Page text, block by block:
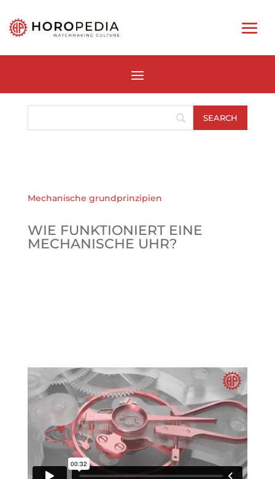
Mechanische grundprinzipien
WIE FUNKTIONIERT EINE
MECHANISCHE UHR?